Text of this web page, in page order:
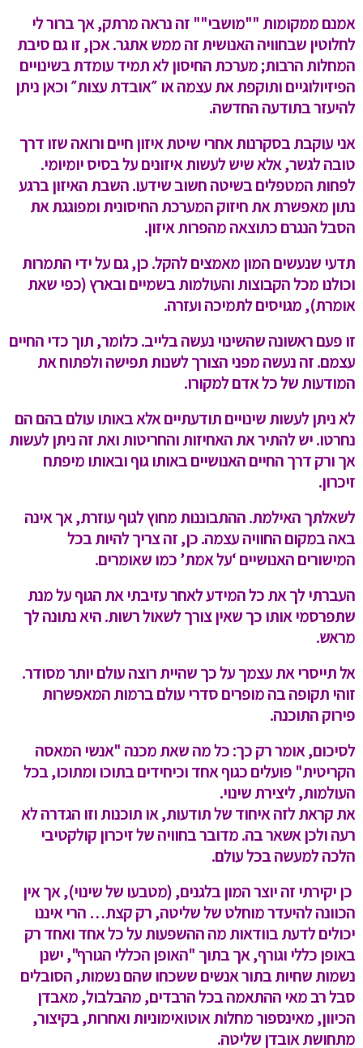
אמנם ממקומות ""מושבי"" זה נראה מרתק, אך ברור לי
לחלוטין שבחוויה האנושית זה ממש אתגר. אכן, זו גם סיבת
המחלות הרבות; מערכת החיסון לא תמיד עומדת בשינויים
הפיזיולוגיים ותוקפת את עצמה או ״אובדת עצות״ וכאן ניתן
להיעזר בתודעה החדשה.
אני עוקבת בסקרנות אחרי שיטת איזון חיים ורואה שזו דרך
טובה לגשר, אלא שיש לעשות איזונים על בסיס יומיומי.
לפחות המטפלים בשיטה חשוב שידעו. השבת האיזון ברגע
נתון מאפשרת את חיזוק המערכת החיסונית ומפוגגת את
הסבל הנגרם כתוצאה מהפרות איזון.
תדעי שנעשים המון מאמצים להקל. כן, גם על ידי התמרות
וכולנו מכל הקבוצות והעולמות בשמיים ובארץ (כפי שאת
אומרת), מגויסים לתמיכה ועזרה.
זו פעם ראשונה שהשינוי נעשה בלייב. כלומר, תוך כדי החיים
עצמם.זה נעשה מפני הצורך לשנות תפישה ולפתוח את
המודעות של כל אדם למקורו.
לא ניתן לעשות שינויים תודעתיים אלא באותו עולם בהם הם
נחרטו. יש להתיר את האחיזות והחריטות ואת זה ניתן לעשות
אך ורק דרך החיים האנושיים באותו גוף ובאותו מיפתח
זיכרון.
לשאלתך האילמת. ההתבוננות מחוץ לגוף עוזרת, אך אינה
באה במקום החוויה עצמה. כן, זה צריך להיות בכל
המישורים האנושיים ‘על אמת’ כמו שאומרים.
העברתי לך את כל המידע לאחר עזיבתי את הגוף על מנת
שתפרסמי אותו כך שאין צורך לשאול רשות. היא נתונה לך
מראש.
אל תייסרי את עצמך על כך שהיית רוצה עולם יותר מסודר.
זוהי תקופה בה מופרים סדרי עולם ברמות המאפשרות
פירוק התוכנה.
לסיכום, אומר רק כך: כל מה שאת מכנה "אנשי המאסה
הקריטית" פועלים כגוף אחד וכיחידים בתוכו ומתוכו, בכל
העולמות, ליצירת שינוי.
את קראת לזה איחוד של תודעות, או תוכנות וזו הגדרה לא
רעה ולכן אשאר בה. מדובר בחוויה של זיכרון קולקטיבי
הלכה למעשה בכל עולם.
כן יקירתי זה יוצר המון בלגנים, (מטבעו של שינוי), אך אין
הכוונה להיעדר מוחלט של שליטה, רק קצת… הרי איננו
יכולים לדעת בוודאות מה ההשפעות על כל אחד ואחד רק
באופן כללי וגורף, אך בתוך "האופן הכללי הגורף", ישנן
נשמות שחיות בתור אנשים ששכחו שהם נשמות, הסובלים
סבל רב מאי ההתאמה בכל הרבדים, מהבלבול, מאבדן
הכיוון, מאינספור מחלות אוטואימוניות ואחרות, בקיצור,
מתחושת אובדן שליטה.